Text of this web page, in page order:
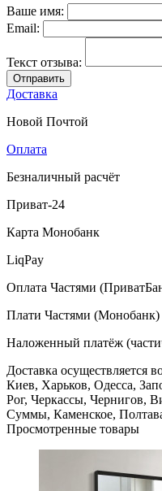
Ваше имя:
Email:
Текст отзыва:
Отправить
Доставка
Новой Почтой
Оплата
Безналичный расчёт
Приват-24
Карта Монобанк
LiqPay
Оплата Частями
Плати Частями (Монобанк)
Наложенный платёж
Доставка осуществляется
Киев, Харьков, Одесса,
Рог, Черкассы, Чернигов,
Суммы, Каменское,
Просмотренные товары